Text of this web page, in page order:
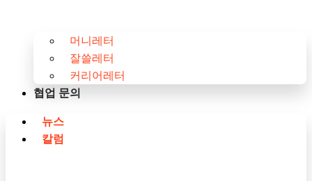
머니레터
잘쓸레터
커리어레터
협업 문의
뉴스
칼럼